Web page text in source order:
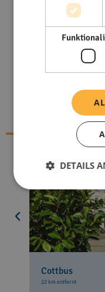
Cottbus
22 km entfernt
DETAILS